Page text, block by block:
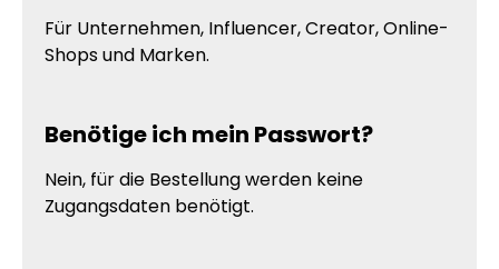
Für Unternehmen, Influencer, Creator, Online-
Shops und Marken.
Benötige ich mein Passwort?
Nein, für die Bestellung werden keine
Zugangsdaten benötigt.